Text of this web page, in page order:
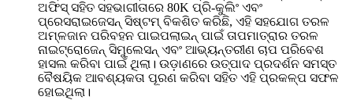
ଅଫିସ୍ ସହିତ ସହଭାଗୀତାରେ 80K ପ୍ରି-କୁଲିଂ ଏବଂ
ପ୍ରେସରାଇଜେସନ୍ ସିଷ୍ଟମ୍ ବିକଶିତ କରିଛି, ଏହି ସହଯୋଗ ତରଳ
ଅମ୍ଳଜାନ ପରିବହନ ପାଇପଲାଇନ୍ ପାଇଁ ତାପମାତ୍ରାର ତରଳ
ନାଇଟ୍ରୋଜେନ୍ ସିମୁଲେସନ୍ ଏବଂ ଆଭ୍ୟନ୍ତରୀଣ ଚାପ ପରିବେଶ
ହାସଲ କରିବା ପାଇଁ ଥିଲା। ଉଡ଼ାଣରେ ଉତ୍ପାଦ ପ୍ରଦର୍ଶନ ସମସ୍ତ
ବୈଷୟିକ ଆବଶ୍ୟକତା ପୂରଣ କରିବା ସହିତ ଏହି ପ୍ରକଳ୍ପ ସଫଳ
ହୋଇଥିଲା।